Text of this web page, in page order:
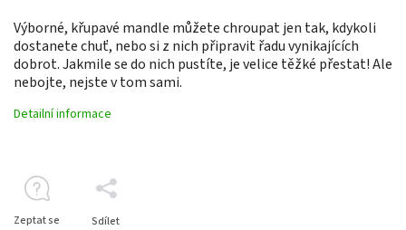
Výborné, křupavé mandle můžete chroupat jen tak, kdykoli
dostanete chuť, nebo si z nich připravit řadu vynikajících
dobrot. Jakmile se do nich pustíte, je velice těžké přestat! Ale
nebojte, nejste v tom sami.
Detailní informace
Zeptat se Sdílet